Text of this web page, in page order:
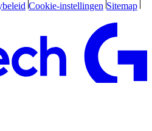
Cookie-instellingen Sitemap